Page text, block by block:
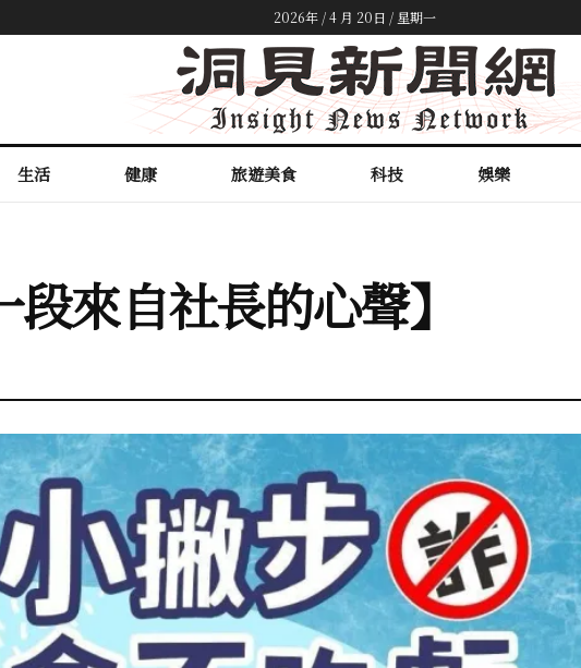
2026年 / 4 月 20日 / 星期一
生活 健康 旅遊美食 科技 娛樂
段來自社長的心聲】